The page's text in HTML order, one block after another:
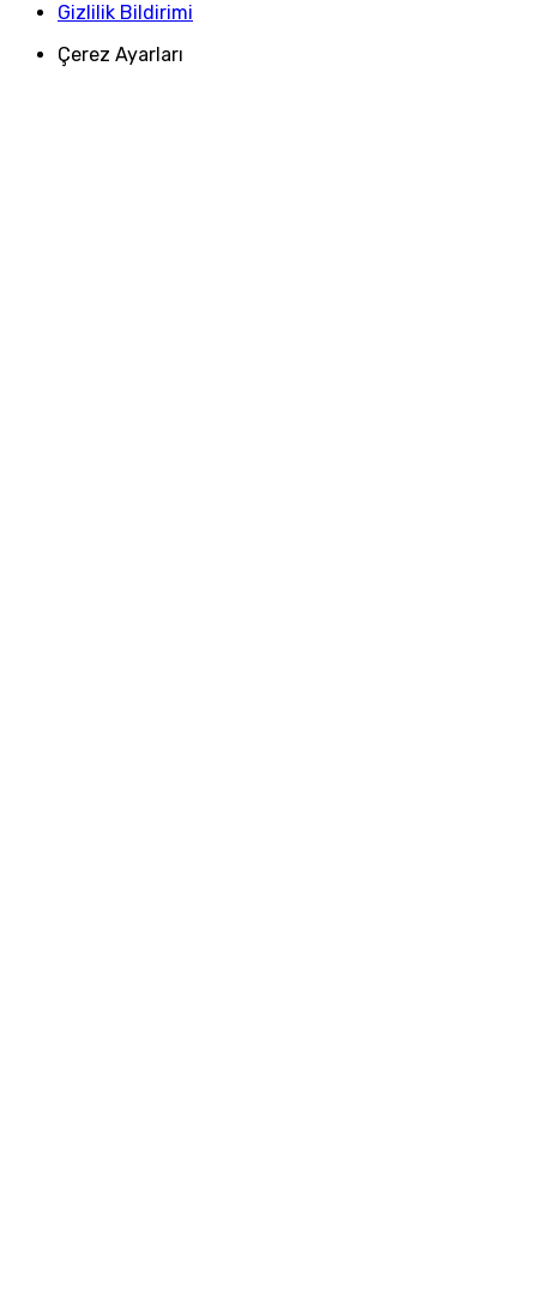
Gizlilik Bildirimi
Çerez Ayarları